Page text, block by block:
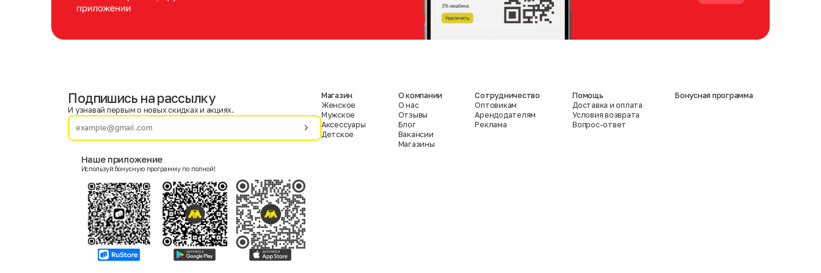
Фамилия
Женский
Согласие на получение чеков по электронной почте
Подпишись на рассылку
И узнавай первым о новых скидках и акциях.
Наше приложение
Используй бонусную программу по полной!
Магазин
Женское
Мужское
Аксессуары
Детское
О компании
О нас
Отзывы
Блог
Вакансии
Магазины
Сотрудничество
Оптовикам
Арендодателям
Реклама
Помощь
Доставка и оплата
Условия возврата
Вопрос-ответ
Бонусная программа